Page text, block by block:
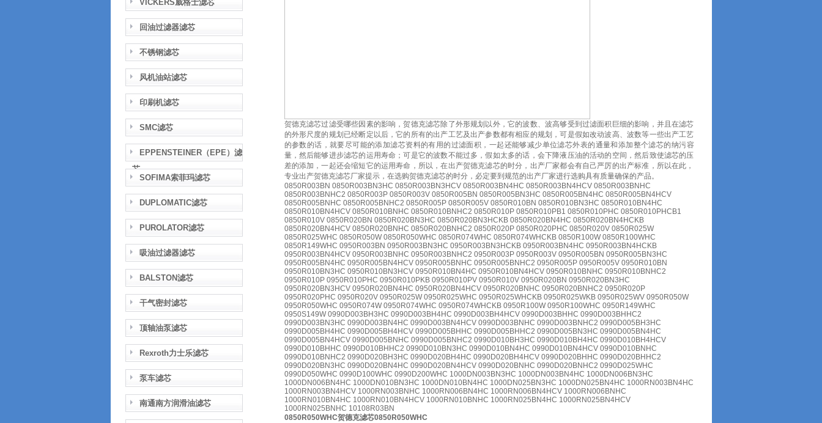
VICKERS威格士滤芯
回油过滤器滤芯
不锈钢滤芯
风机油站滤芯
印刷机滤芯
SMC滤芯
EPPENSTEINER（EPE）滤
芯
SOFIMA索菲玛滤芯
DUPLOMATIC滤芯
PUROLATOR滤芯
吸油过滤器滤芯
BALSTON滤芯
干气密封滤芯
顶轴油泵滤芯
Rexroth力士乐滤芯
泵车滤芯
南通南方润滑油滤芯
贺德克滤芯过滤受哪些因素的影响，贺德克滤芯除了外形规划以外，它的波数、波高够受到过滤面积巨细的影响，并且在滤芯
的外形尺度的规划已经断定以后，它的所有的出产工艺及出产参数都有相应的规划，可是假如改动波高、波数等一些出产工艺
的参数的话，就要尽可能的添加滤芯资料的有用的过滤面积，一起还能够减少单位滤芯外表的通量和添加整个滤芯的纳污容
量，然后能够进步滤芯的运用寿命；可是它的波数不能过多，假如太多的话，会下降液压油的活动的空间，然后致使滤芯的压
差的添加，一起还会缩短它的运用寿命，所以，在出产贺德克滤芯的时分，出产厂家都会有自己严厉的出产标准，所以在此，
专业出产贺德克滤芯厂家提示，在选购贺德克滤芯的时分，必定要到规范的出产厂家进行选购具有质量确保的产品。
0850R003BN 0850R003BN3HC 0850R003BN3HCV 0850R003BN4HC 0850R003BN4HCV 0850R003BNHC
0850R003BNHC2 0850R003P 0850R003V 0850R005BN 0850R005BN3HC 0850R005BN4HC 0850R005BN4HCV
0850R005BNHC 0850R005BNHC2 0850R005P 0850R005V 0850R010BN 0850R010BN3HC 0850R010BN4HC
0850R010BN4HCV 0850R010BNHC 0850R010BNHC2 0850R010P 0850R010PB1 0850R010PHC 0850R010PHCB1
0850R010V 0850R020BN 0850R020BN3HC 0850R020BN3HCKB 0850R020BN4HC 0850R020BN4HCKB
0850R020BN4HCV 0850R020BNHC 0850R020BNHC2 0850R020P 0850R020PHC 0850R020V 0850R025W
0850R025WHC 0850R050W 0850R050WHC 0850R074WHC 0850R074WHCKB 0850R100W 0850R100WHC
0850R149WHC 0950R003BN 0950R003BN3HC 0950R003BN3HCKB 0950R003BN4HC 0950R003BN4HCKB
0950R003BN4HCV 0950R003BNHC 0950R003BNHC2 0950R003P 0950R003V 0950R005BN 0950R005BN3HC
0950R005BN4HC 0950R005BN4HCV 0950R005BNHC 0950R005BNHC2 0950R005P 0950R005V 0950R010BN
0950R010BN3HC 0950R010BN3HCV 0950R010BN4HC 0950R010BN4HCV 0950R010BNHC 0950R010BNHC2
0950R010P 0950R010PHC 0950R010PKB 0950R010PV 0950R010V 0950R020BN 0950R020BN3HC
0950R020BN3HCV 0950R020BN4HC 0950R020BN4HCV 0950R020BNHC 0950R020BNHC2 0950R020P
0950R020PHC 0950R020V 0950R025W 0950R025WHC 0950R025WHCKB 0950R025WKB 0950R025WV 0950R050W
0950R050WHC 0950R074W 0950R074WHC 0950R074WHCKB 0950R100W 0950R100WHC 0950R149WHC
0950S149W 0990D003BH3HC 0990D003BH4HC 0990D003BH4HCV 0990D003BHHC 0990D003BHHC2
0990D003BN3HC 0990D003BN4HC 0990D003BN4HCV 0990D003BNHC 0990D003BNHC2 0990D005BH3HC
0990D005BH4HC 0990D005BH4HCV 0990D005BHHC 0990D005BHHC2 0990D005BN3HC 0990D005BN4HC
0990D005BN4HCV 0990D005BNHC 0990D005BNHC2 0990D010BH3HC 0990D010BH4HC 0990D010BH4HCV
0990D010BHHC 0990D010BHHC2 0990D010BN3HC 0990D010BN4HC 0990D010BN4HCV 0990D010BNHC
0990D010BNHC2 0990D020BH3HC 0990D020BH4HC 0990D020BH4HCV 0990D020BHHC 0990D020BHHC2
0990D020BN3HC 0990D020BN4HC 0990D020BN4HCV 0990D020BNHC 0990D020BNHC2 0990D025WHC
0990D050WHC 0990D100WHC 0990D200WHC 1000DN003BN3HC 1000DN003BN4HC 1000DN006BN3HC
1000DN006BN4HC 1000DN010BN3HC 1000DN010BN4HC 1000DN025BN3HC 1000DN025BN4HC 1000RN003BN4HC
1000RN003BN4HCV 1000RN003BNHC 1000RN006BN4HC 1000RN006BN4HCV 1000RN006BNHC
1000RN010BN4HC 1000RN010BN4HCV 1000RN010BNHC 1000RN025BN4HC 1000RN025BN4HCV
1000RN025BNHC 10108R03BN
0850R050WHC贺德克滤芯0850R050WHC